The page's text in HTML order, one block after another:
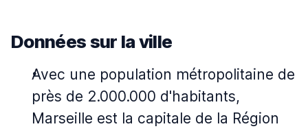
Données sur la ville
Avec une population métropolitaine de
près de 2.000.000 d'habitants,
Marseille est la capitale de la Région